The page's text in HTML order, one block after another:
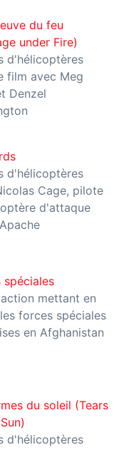
du feu
under Fire)
d'hélicoptères
film avec Meg
Denzel
d'hélicoptères
Cage, pilote
d'attaque
spéciales
mettant en
forces spéciales
en Afghanistan
du soleil (Tears
d'hélicoptères